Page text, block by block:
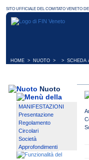
HOME > NUOTO > > SCHEDA
Nuoto
MANIFESTAZIONI
Presentazione
Regolamento
Circolari
Società
Approfondimenti